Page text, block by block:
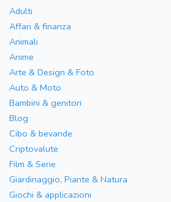
Adulti
Affari & finanza
Animali
Anime
Arte & Design & Foto
Auto & Moto
Bambini & genitori
Blog
Cibo & bevande
Criptovalute
Film & Serie
Giardinaggio, Piante & Natura
Giochi & applicazioni